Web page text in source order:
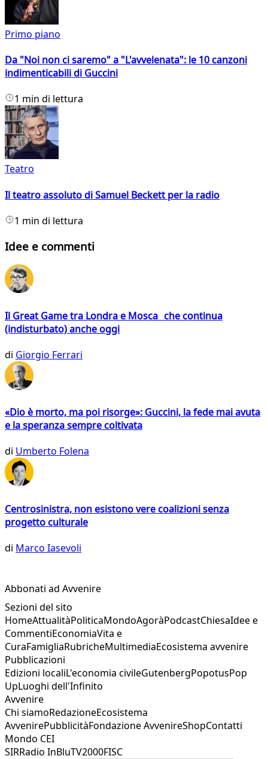
Primo piano
Da "Noi non ci saremo" a "L'avvelenata": le 10 canzoni
indimenticabili di Guccini
1 min di lettura
Teatro
Il teatro assoluto di Samuel Beckett per la radio
1 min di lettura
Idee e commenti
Il Great Game tra Londra e Mosca che continua
(indisturbato) anche oggi
di Giorgio Ferrari
«Dio è morto, ma poi risorge»: Guccini, la fede mai avuta
e la speranza sempre coltivata
di Umberto Folena
Centrosinistra, non esistono vere coalizioni senza
progetto culturale
di Marco Iasevoli
Abbonati ad Avvenire
Sezioni del sito
HomeAttualitàPoliticaMondoAgoràPodcastChiesaIdee e
CommentiEconomiaVita e
CuraFamigliaRubricheMultimediaEcosistema avvenire
Pubblicazioni
Edizioni localiL'economia civileGutenbergPopotusPop
UpLuoghi dell'Infinito
Avvenire
Chi siamoRedazioneEcosistema
AvvenirePubblicitàFondazione AvvenireShopContatti
Mondo CEI
SIRRadio InBluTV2000FISC